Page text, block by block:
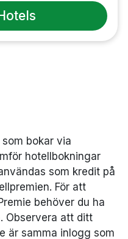
bokar via
hotellbokningar
som kredit på
För att
behöver du ha
Observera att ditt
är samma inlogg som